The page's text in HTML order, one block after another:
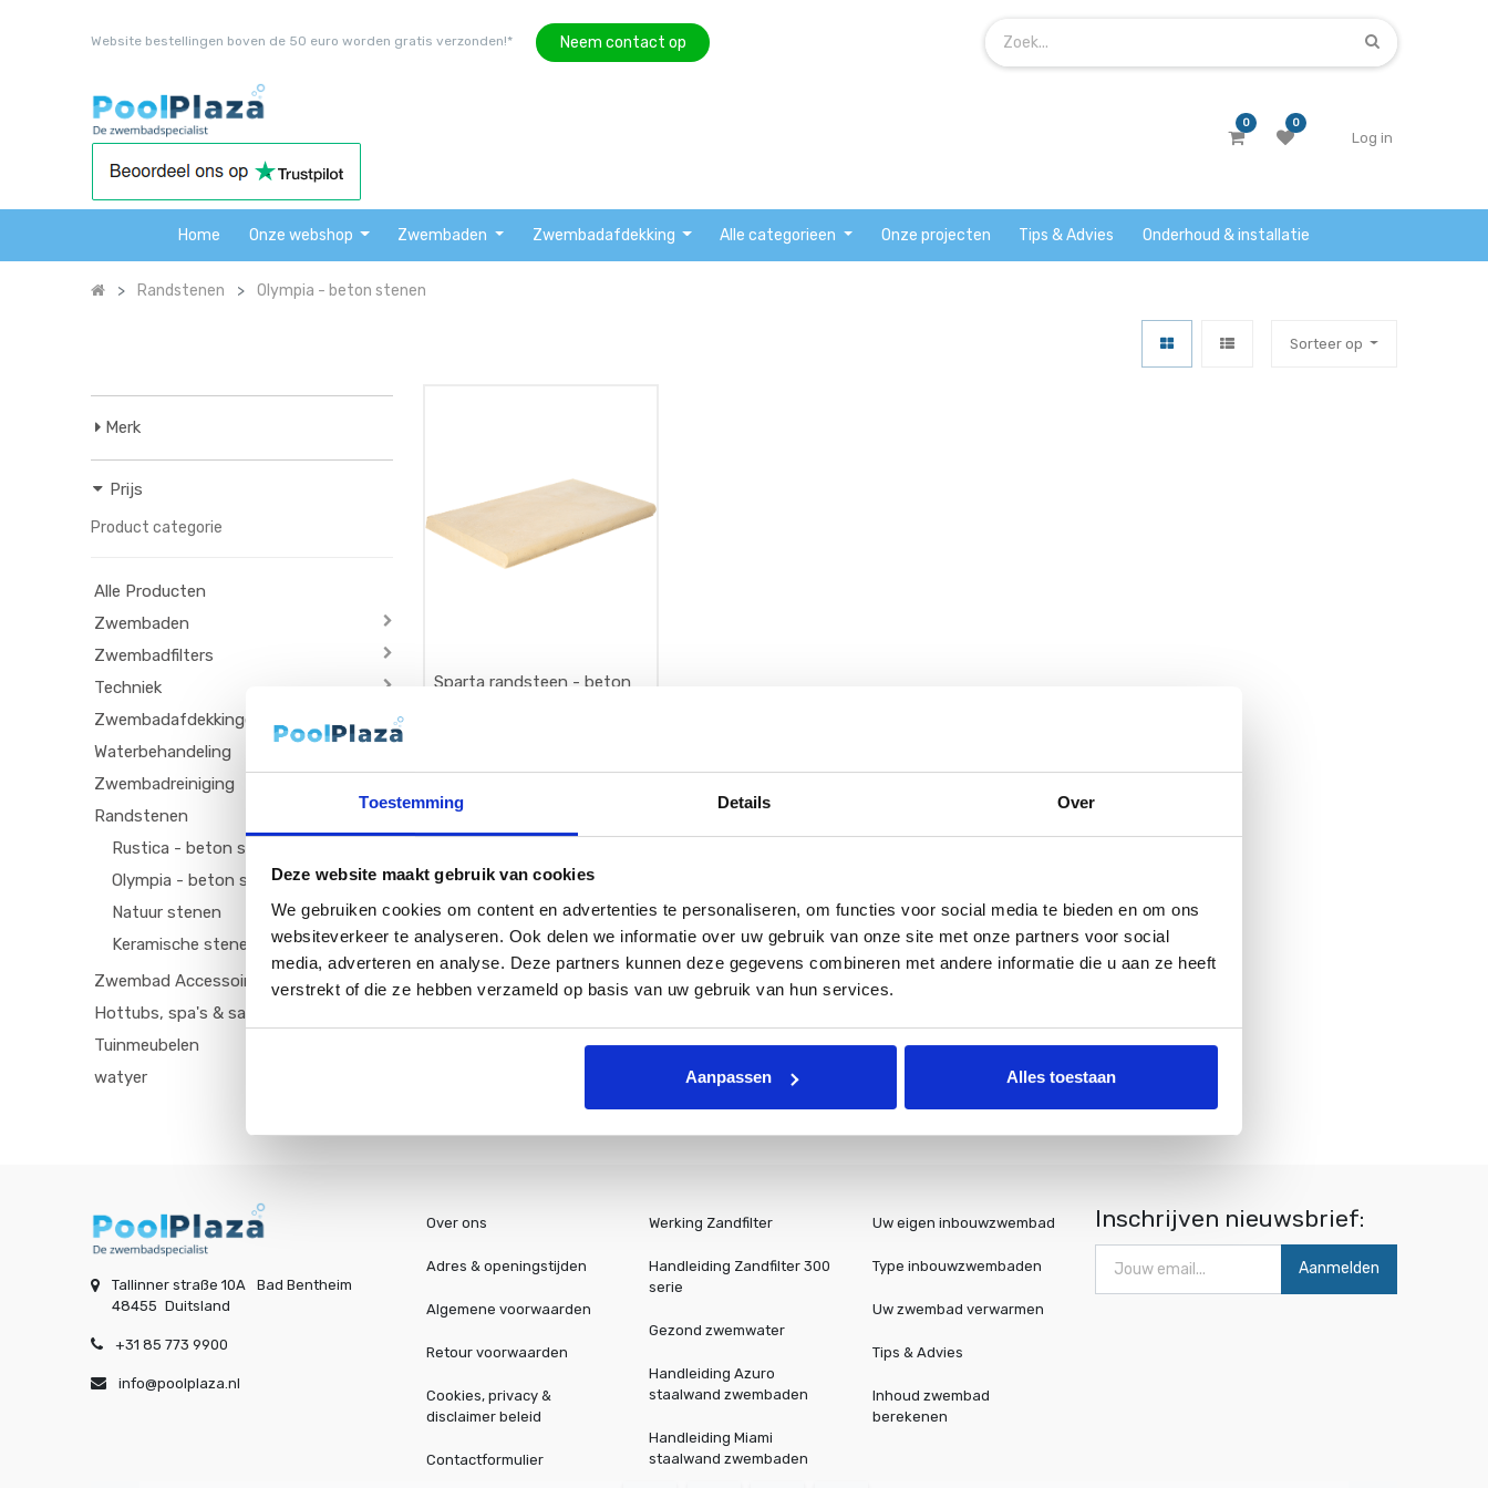
Toestemming Details Over
Deze website maakt gebruik van cookies
We gebruiken cookies om content en advertenties te personaliseren, om functies voor social media te bieden en om ons
websiteverkeer te analyseren. Ook delen we informatie over uw gebruik van onze site met onze partners voor social
media, adverteren en analyse. Deze partners kunnen deze gegevens combineren met andere informatie die u aan ze heeft
verstrekt of die ze hebben verzameld op basis van uw gebruik van hun services.
Aanpassen Alles toestaan
Website bestellingen boven de 50 euro worden gratis verzonden!* Neem contact op
0 0
Log in
Home Onze webshop Zwembaden Zwembadafdekking Alle categorieen Onze projecten Tips & Advies Onderhoud & installatie
Randstenen Olympia - beton stenen
Sorteer op
Merk
Prijs
Product categorie
Alle Producten
Zwembaden
Zwembadfilters
Techniek
Zwembadafdekkingen
Waterbehandeling
Zwembadreiniging
Randstenen
Rustica - beton stenen
Olympia - beton stenen
Natuur stenen
Keramische stenen
Zwembad Accessoires
Hottubs, spa's & sauna's
Tuinmeubelen
watyer
Sparta randsteen - beton
randstenen - 50x32x3,5cm
Tallinner straße 10A
Bad Bentheim
48455 Duitsland
+31 85 773 9900
info@poolplaza.nl
Over ons
Adres & openingstijden
Algemene voorwaarden
Retour voorwaarden
Cookies, privacy &
disclaimer beleid
Contactformulier
Werking Zandfilter
Handleiding Zandfilter 300
serie
Gezond zwemwater
Handleiding Azuro
staalwand zwembaden
Handleiding Miami
staalwand zwembaden
Uw eigen inbouwzwembad
Type inbouwzwembaden
Uw zwembad verwarmen
Tips & Advies
Inhoud zwembad
berekenen
Inschrijven nieuwsbrief:
Aanmelden